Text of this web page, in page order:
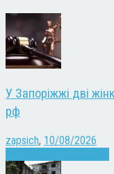
У Запоріжжі дві
рф
zapsich, 10/08/2026